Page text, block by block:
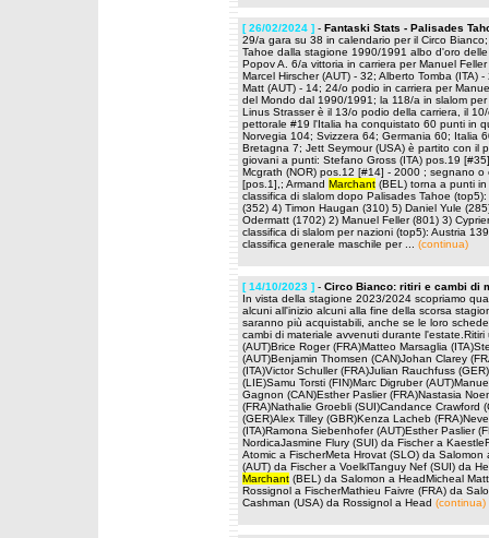
[ 26/02/2024 ] - Fantaski Stats - Palisades
29/a gara su 38 in calendario per il Circo
Tahoe dalla stagione 1990/1991 albo d'oro
Popov A. 6/a vittoria in carriera per Manuel
Marcel Hirscher (AUT) - 32; Alberto Tomba (ITA)
Matt (AUT) - 14; 24/o podio in carriera per
del Mondo dal 1990/1991; la 118/a in slalom
Linus Strasser è il 13/o podio della carriera, il
pettorale #19 l'Italia ha conquistato 60 punti in
Norvegia 104; Svizzera 64; Germania 60; Italia
Bretagna 7; Jett Seymour (USA) è partito con il
giovani a punti: Stefano Gross (ITA) pos.19
Mcgrath (NOR) pos.12 [#14] - 2000 ; segnano o
[pos.1],; Armand Marchant (BEL) torna a punti
classifica di slalom dopo Palisades Tahoe
(352) 4) Timon Haugan (310) 5) Daniel Yule
Odermatt (1702) 2) Manuel Feller (801) 3)
classifica di slalom per nazioni (top5): Austria
classifica generale maschile per ... (continua)
[ 14/10/2023 ] - Circo Bianco: ritiri e cambi di
In vista della stagione 2023/2024 scopriamo
alcuni all'inizio alcuni alla fine della scorsa
saranno più acquistabili, anche se le loro
cambi di materiale avvenuti durante
(AUT)Brice Roger (FRA)Matteo Marsaglia
(AUT)Benjamin Thomsen (CAN)Johan Clarey
(ITA)Victor Schuller (FRA)Julian Rauchfuss
(LIE)Samu Torsti (FIN)Marc Digruber
Gagnon (CAN)Esther Paslier (FRA)Nastasia
(FRA)Nathalie Groebli (SUI)Candance Crawford
(GER)Alex Tilley (GBR)Kenza Lacheb
(ITA)Ramona Siebenhofer (AUT)Esther Paslier
NordicaJasmine Flury (SUI) da Fischer a
Atomic a FischerMeta Hrovat (SLO) da
(AUT) da Fischer a VoelklTanguy Nef (SUI) da
Marchant (BEL) da Salomon a HeadMicheal
Rossignol a FischerMathieu Faivre (FRA) da
Cashman (USA) da Rossignol a Head (continua)